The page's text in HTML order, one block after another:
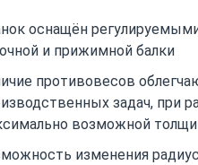
оснащён
и прижимной балки
противовесов
задач, при
возможной
изменения